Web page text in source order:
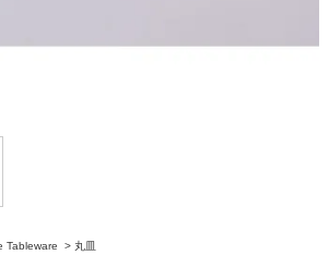
Tableware > 丸皿